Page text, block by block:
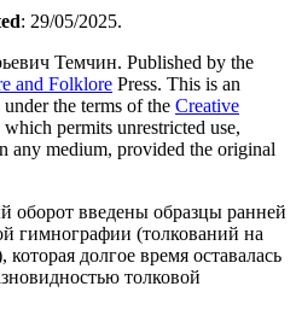
: 29/05/2025.
Темчин. Published by the
and Folklore Press. This is an
the terms of the Creative
permits unrestricted use,
any medium, provided the original
оборот введены образцы ранней
гимнографии (толкований на
долгое время оставалась
толковой